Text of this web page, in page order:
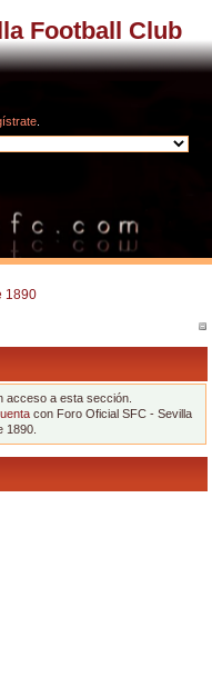
Football Club
1890
acceso a esta sección.
con Foro Oficial SFC - Sevilla
1890.